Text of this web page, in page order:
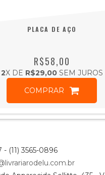
PLACA DE AÇO
R$58,00
2X DE R$29,00SEM JUROS
COMPRAR
- (11) 3565-0896